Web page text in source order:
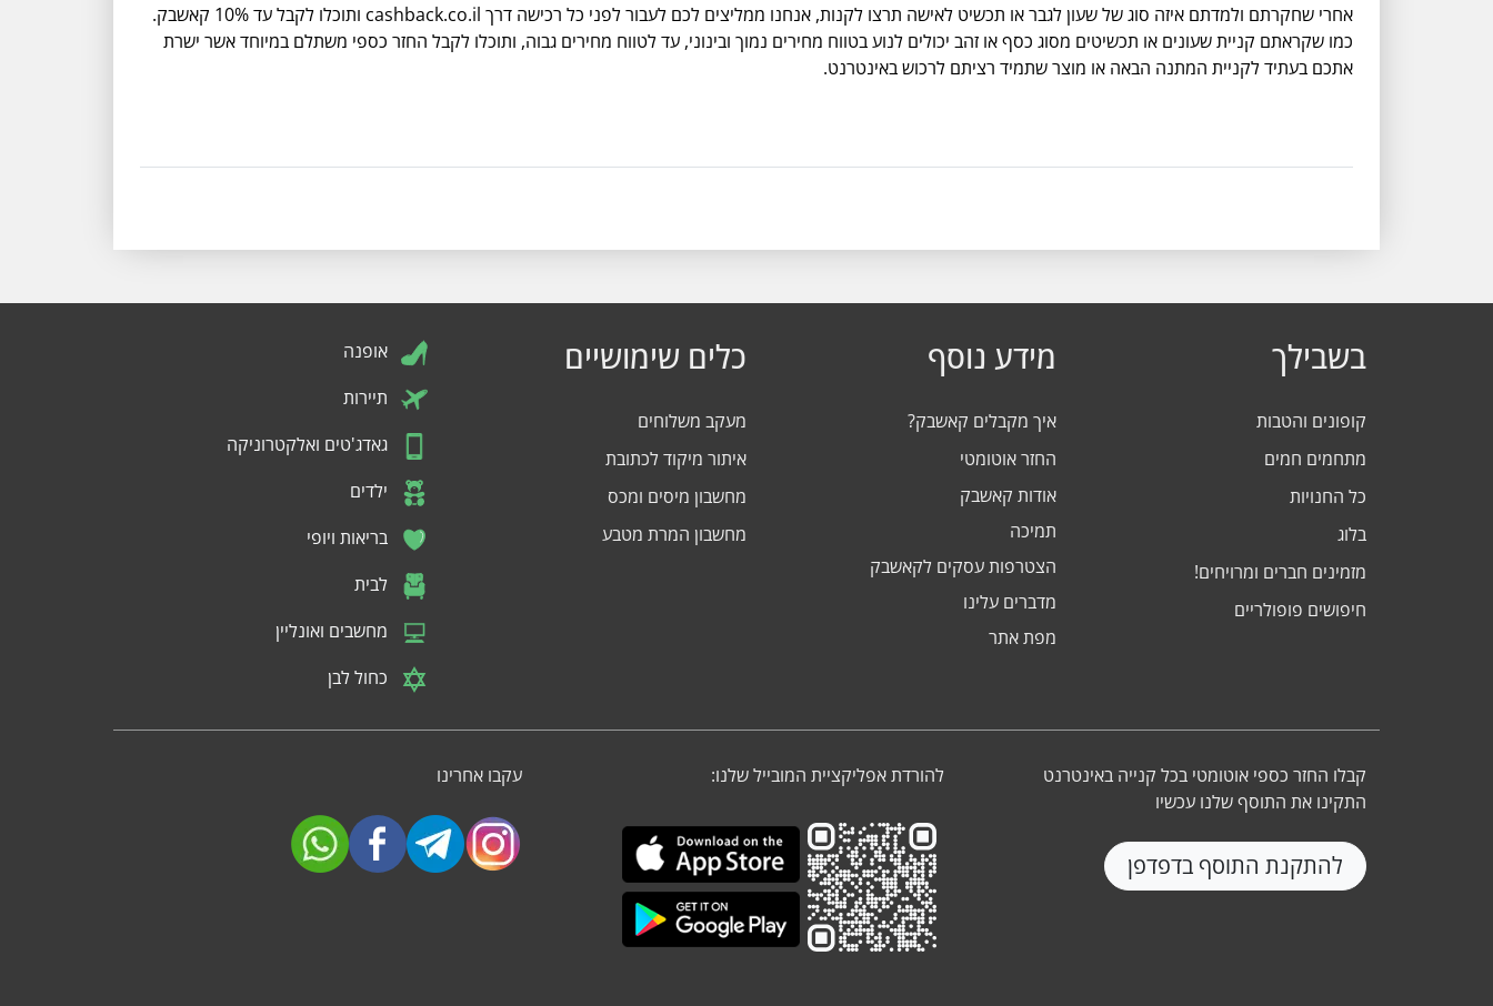
אחרי שחקרתם ולמדתם איזה סוג של שעון לגבר או תכשיט לאישה תרצו לקנות, אנחנו ממליצים לכם לעבור לפני כל רכישה דרך cashback.co.il ותוכלו לקבל עד 10% קאשבק.
כמו שקראתם קניית שעונים או תכשיטים מסוג כסף או זהב יכולים לנוע בטווח מחירים נמוך ובינוני, עד לטווח מחירים גבוה, ותוכלו לקבל החזר כספי משתלם במיוחד אשר ישרת
אתכם בעתיד לקניית המתנה הבאה או מוצר שתמיד רציתם לרכוש באינטרנט.
בשבילך
קופונים והטבות
מתחמים חמים
כל החנויות
בלוג
מזמינים חברים ומרויחים!
חיפושים פופולריים
מידע נוסף
איך מקבלים קאשבק?
החזר אוטומטי
אודות קאשבק
תמיכה
הצטרפות עסקים לקאשבק
מדברים עלינו
מפת אתר
כלים שימושיים
מעקב משלוחים
איתור מיקוד לכתובת
מחשבון מיסים ומכס
מחשבון המרת מטבע
אופנה
תיירות
גאדג'טים ואלקטרוניקה
ילדים
בריאות ויופי
לבית
מחשבים ואונליין
כחול לבן
קבלו החזר כספי אוטומטי בכל קנייה באינטרנט
התקינו את התוסף שלנו עכשיו
להתקנת התוסף בדפדפן
להורדת אפליקציית המובייל שלנו: עקבו אחרינו